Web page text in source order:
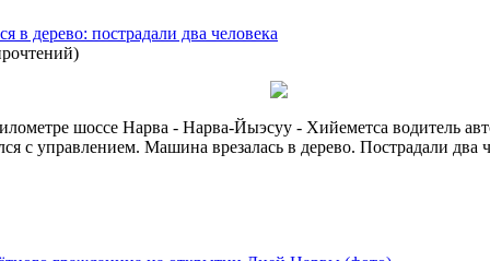
в дерево: пострадали два человека
)
шоссе Нарва - Нарва-Йыэсуу - Хийеметса водитель
с управлением. Машина врезалась в дерево. Пострадали два